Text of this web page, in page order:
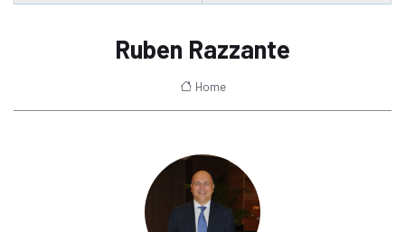
Ruben Razzante
Home